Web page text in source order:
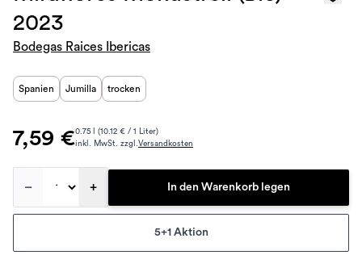
2023
Bodegas Raices Ibericas
Spanien Jumilla trocken
7,59 €0.75 l (10.12 € / 1 Liter)
inkl. MwSt. zzgl.Versandkosten
– + In den Warenkorb legen
5+1 Aktion